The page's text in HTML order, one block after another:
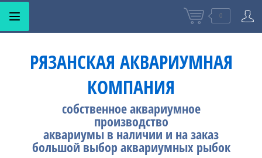
0
РЯЗАНСКАЯ АКВАРИУМНАЯ
КОМПАНИЯ
собственное аквариумное
производство
аквариумы в наличии и на заказ
большой выбор аквариумных рыбок